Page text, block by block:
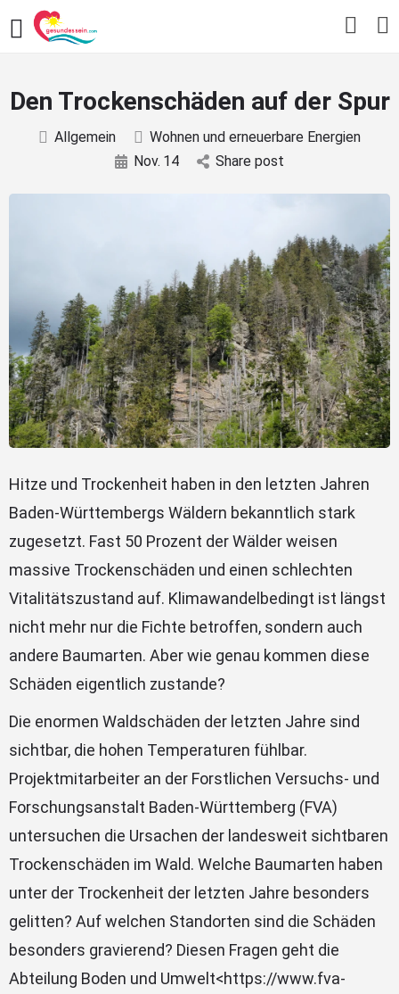
Den Trockenschäden auf der Spur
Allgemein
Wohnen und erneuerbare Energien
Nov. 14 Share post
Hitze und Trockenheit haben in den letzten Jahren
Baden-Württembergs Wäldern bekanntlich stark
zugesetzt. Fast 50 Prozent der Wälder weisen
massive Trockenschäden und einen schlechten
Vitalitätszustand auf. Klimawandelbedingt ist längst
nicht mehr nur die Fichte betroffen, sondern auch
andere Baumarten. Aber wie genau kommen diese
Schäden eigentlich zustande?
Die enormen Waldschäden der letzten Jahre sind
sichtbar, die hohen Temperaturen fühlbar.
Projektmitarbeiter an der Forstlichen Versuchs- und
Forschungsanstalt Baden-Württemberg (FVA)
untersuchen die Ursachen der landesweit sichtbaren
Trockenschäden im Wald. Welche Baumarten haben
unter der Trockenheit der letzten Jahre besonders
gelitten? Auf welchen Standorten sind die Schäden
besonders gravierend? Diesen Fragen geht die
Abteilung Boden und Umwelt<https://www.fva-